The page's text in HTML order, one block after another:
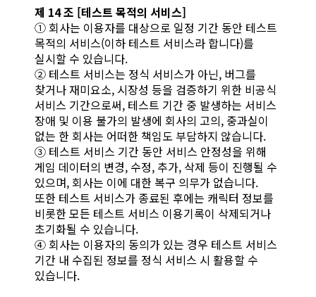
제 14 조 [테스트 목적의 서비스]
① 회사는 이용자를 대상으로 일정 기간 동안 테스트
목적의 서비스(이하 테스트 서비스라 합니다)를
실시할 수 있습니다.
② 테스트 서비스는 정식 서비스가 아닌, 버그를
찾거나 재미요소, 시장성 등을 검증하기 위한 비공식
서비스 기간으로써, 테스트 기간 중 발생하는 서비스
장애 및 이용 불가의 발생에 회사의 고의, 중과실이
없는 한 회사는 어떠한 책임도 부담하지 않습니다.
③ 테스트 서비스 기간 동안 서비스 안정성을 위해
게임 데이터의 변경, 수정, 추가, 삭제 등이 진행될 수
있으며, 회사는 이에 대한 복구 의무가 없습니다.
또한 테스트 서비스가 종료된 후에는 캐릭터 정보를
비롯한 모든 테스트 서비스 이용기록이 삭제되거나
초기화될 수 있습니다.
④ 회사는 이용자의 동의가 있는 경우 테스트 서비스
기간 내 수집된 정보를 정식 서비스 시 활용할 수
있습니다.